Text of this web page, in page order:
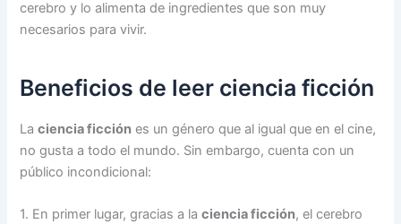
cerebro y lo alimenta de ingredientes que son muy
necesarios para vivir.
Beneficios de leer ciencia ficción
Laciencia ficción es un género que al igual que en el cine,
no gusta a todo el mundo. Sin embargo, cuenta con un
público incondicional:
1. En primer lugar, gracias a laciencia ficción, el cerebro